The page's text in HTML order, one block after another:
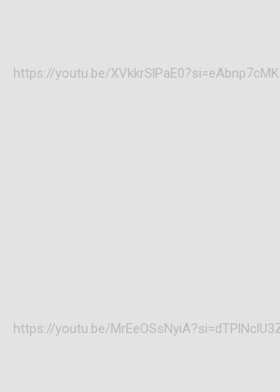
https://youtu.be/
https://youtu.be/